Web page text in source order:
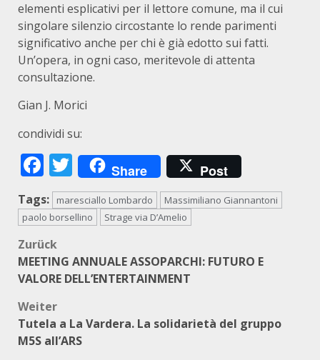
elementi esplicativi per il lettore comune, ma il cui
singolare silenzio circostante lo rende parimenti
significativo anche per chi è già edotto sui fatti.
Un’opera, in ogni caso, meritevole di attenta
consultazione.
Gian J. Morici
condividi su:
Facebook
Twitter
Share Post
Tags: maresciallo Lombardo
Massimiliano Giannantoni
paolo borsellino
Strage via D’Amelio
Beitragsnavigation
Zurück
MEETING ANNUALE ASSOPARCHI: FUTURO E
VALORE DELL’ENTERTAINMENT
Weiter
Tutela a La Vardera. La solidarietà del gruppo
M5S all’ARS